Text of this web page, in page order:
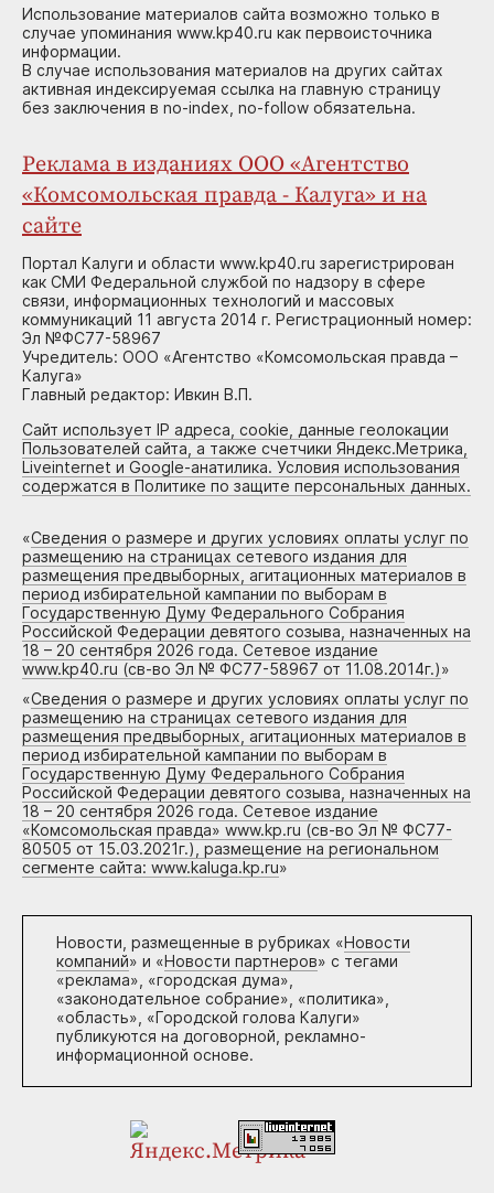
Использование материалов сайта возможно только в
случае упоминания www.kp40.ru как первоисточника
информации.
В случае использования материалов на других сайтах
активная индексируемая ссылка на главную страницу
без заключения в no-index, no-follow обязательна.
Реклама в изданиях ООО «Агентство
«Комсомольская правда - Калуга» и на
сайте
Портал Калуги и области www.kp40.ru зарегистрирован
как СМИ Федеральной службой по надзору в сфере
связи, информационных технологий и массовых
коммуникаций 11 августа 2014 г. Регистрационный номер:
Эл №ФС77-58967
Учредитель: ООО «Агентство «Комсомольская правда –
Калуга»
Главный редактор: Ивкин В.П.
Сайт использует IP адреса, cookie, данные геолокации
Пользователей сайта, а также счетчики Яндекс.Метрика,
Liveinternet и Google-анатилика. Условия использования
содержатся в Политике по защите персональных данных.
«Сведения о размере и других условиях оплаты услуг по
размещению на страницах сетевого издания для
размещения предвыборных, агитационных материалов в
период избирательной кампании по выборам в
Государственную Думу Федерального Собрания
Российской Федерации девятого созыва, назначенных на
18 – 20 сентября 2026 года. Сетевое издание
www.kp40.ru (св-во Эл № ФС77-58967 от 11.08.2014г.)»
«Сведения о размере и других условиях оплаты услуг по
размещению на страницах сетевого издания для
размещения предвыборных, агитационных материалов в
период избирательной кампании по выборам в
Государственную Думу Федерального Собрания
Российской Федерации девятого созыва, назначенных на
18 – 20 сентября 2026 года. Сетевое издание
«Комсомольская правда» www.kp.ru (св-во Эл № ФС77-
80505 от 15.03.2021г.), размещение на региональном
сегменте сайта: www.kaluga.kp.ru»
Новости, размещенные в рубриках «Новости
компаний» и «Новости партнеров» с тегами
«реклама», «городская дума»,
«законодательное собрание», «политика»,
«область», «Городской голова Калуги»
публикуются на договорной, рекламно-
информационной основе.